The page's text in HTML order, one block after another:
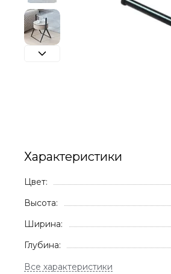
Характеристики
Цвет:
Высота:
Ширина:
Глубина: